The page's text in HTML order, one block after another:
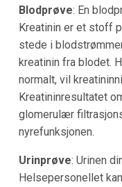
Blodprøve: En
Kreatinin er et stoff
stede i
kreatinin fra blodet.
normalt, vil
Kreatininresultatet
glomerulær
nyrefunksjonen.
Urinprøve: Urinen
Helsepersonellet